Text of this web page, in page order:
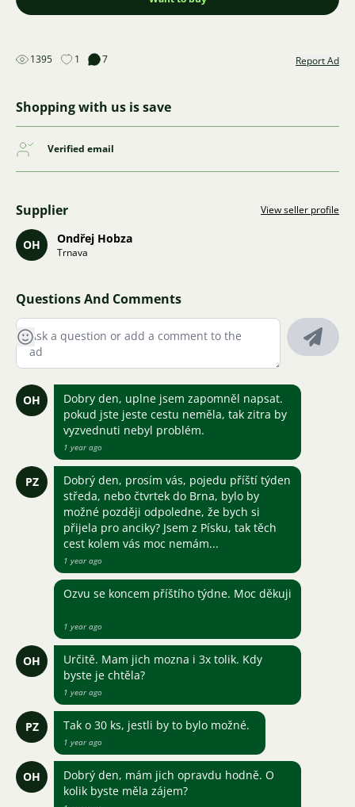
1395 1 7 Report Ad
Shopping with us is save
Verified email
Supplier View seller profile
OH Ondřej Hobza
Trnava
Questions And Comments
OH
Dobry den, uplne jsem zapomněl napsat.
pokud jste jeste cestu neměla, tak zitra by
vyzvednuti nebyl problém.
1 year ago
PZ
Dobrý den, prosím vás, pojedu příští týden
středa, nebo čtvrtek do Brna, bylo by
možné později odpoledne, že bych si
přijela pro anciky? Jsem z Písku, tak těch
cest kolem vás moc nemám...
1 year ago
Ozvu se koncem příštího týdne. Moc děkuji
1 year ago
OH
Určitě. Mam jich mozna i 3x tolik. Kdy
byste je chtěla?
1 year ago
PZ Tak o 30 ks, jestli by to bylo možné.
1 year ago
OH
Dobrý den, mám jich opravdu hodně. O
kolik byste měla zájem?